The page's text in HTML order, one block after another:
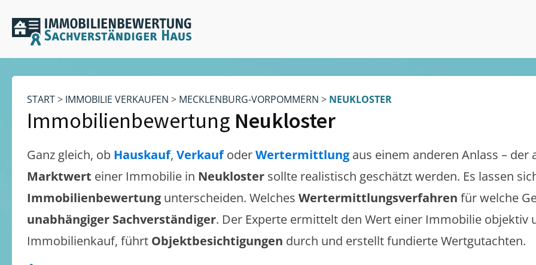
START> IMMOBILIE VERKAUFEN > MECKLENBURG-VORPOMMERN > NEUKLOSTER
Immobilienbewertung Neukloster
Ganz gleich, ob Hauskauf, VerkaufoderWertermittlung aus einem anderen Anlass – der
Marktwert einer Immobilie in Neukloster sollte realistisch geschätzt werden. Es lassen
Immobilienbewertung unterscheiden. Welches Wertermittlungsverfahren für welche
unabhängiger Sachverständiger. Der Experte ermittelt den Wert einer Immobilie objektiv
Immobilienkauf, führt Objektbesichtigungen durch und erstellt fundierte Wertgutachten.